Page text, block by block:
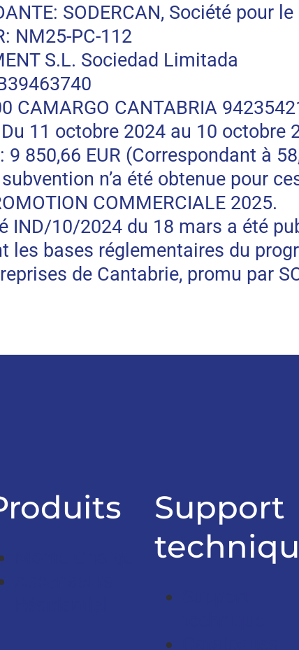
SODERCAN, Société pour
NM25-PC-112
S.L. Sociedad Limitada
CAMARGO CANTABRIA
Du 11 octobre 2024 au 10 octobre
9 850,66 EUR (Correspondant à
n’a été obtenue pour
COMMERCIALE 2025.
IND/10/2024 du 18 mars a été
les bases réglementaires du
de Cantabrie, promu par
Support